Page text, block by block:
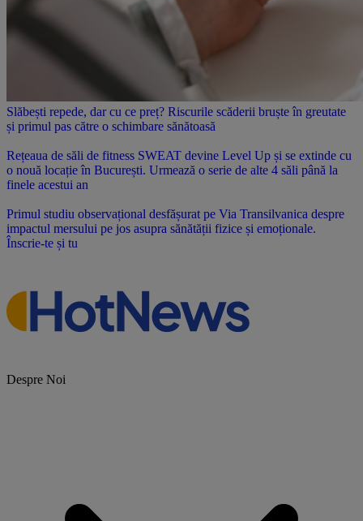
Slăbești repede, dar cu ce preț? Riscurile scăderii bruște în greutate
și primul pas către o schimbare sănătoasă
Rețeaua de săli de fitness SWEAT devine Level Up și se extinde cu
o nouă locație în București. Urmează o serie de alte 4 săli până la
finele acestui an
Primul studiu observațional desfășurat pe Via Transilvanica despre
impactul mersului pe jos asupra sănătății fizice și emoționale.
Înscrie-te și tu
Despre Noi